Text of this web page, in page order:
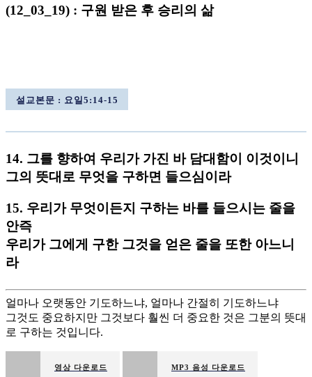
(12_03_19) : 구원 받은 후 승리의 삶
설교본문 : 요일5:14-15
14. 그를 향하여 우리가 가진 바 담대함이 이것이니
그의 뜻대로 무엇을 구하면 들으심이라
15. 우리가 무엇이든지 구하는 바를 들으시는 줄을
안즉
우리가 그에게 구한 그것을 얻은 줄을 또한 아느니
라
얼마나 오랫동안 기도하느냐, 얼마나 간절히 기도하느냐
그것도 중요하지만 그것보다 훨씬 더 중요한 것은 그분의 뜻대
로 구하는 것입니다.
영상 다운로드 MP3 음성 다운로드